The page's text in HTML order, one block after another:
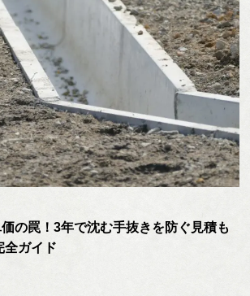
の罠！3年で沈む手抜きを防ぐ見積も
全ガイド